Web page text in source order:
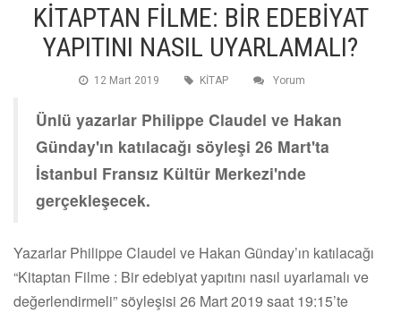
KİTAPTAN FİLME: BİR EDEBİYAT
YAPITINI NASIL UYARLAMALI?
12 Mart 2019 KİTAP Yorum
Ünlü yazarlar Philippe Claudel ve Hakan
Günday'ın katılacağı söyleşi 26 Mart'ta
İstanbul Fransız Kültür Merkezi'nde
gerçekleşecek.
Yazarlar Philippe Claudel ve Hakan Günday’ın katılacağı
“Kitaptan Filme : Bir edebiyat yapıtını nasıl uyarlamalı ve
değerlendirmeli” söyleşisi 26 Mart 2019 saat 19:15’te